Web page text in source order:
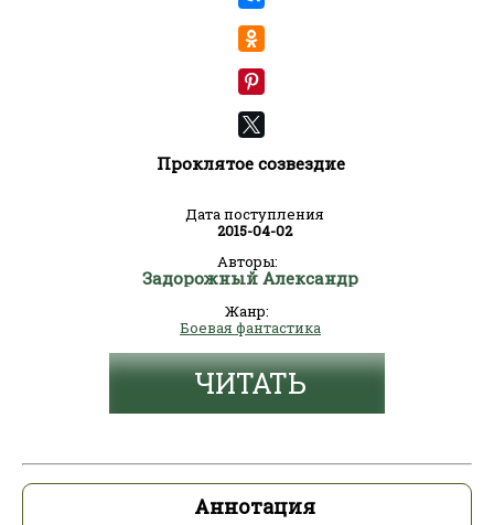
Проклятое созвездие
Дата поступления
2015-04-02
Авторы:
Задорожный Александр
Жанр:
Боевая фантастика
ЧИТАТЬ
Аннотация